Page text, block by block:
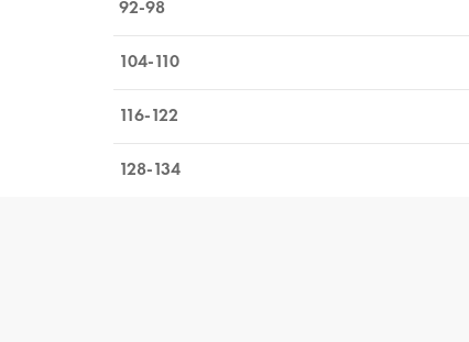
92-98
104-110
116-122
128-134